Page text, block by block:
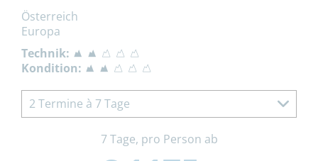
Österreich
Europa
Technik:
Kondition:
2 Termine à 7 Tage
7 Tage, pro Person ab